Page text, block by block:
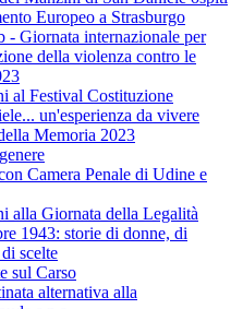
Europeo a Strasburgo
- Giornata internazionale per
della violenza contro le
al Festival Costituzione
un'esperienza da vivere
Memoria 2023
Camera Penale di Udine e
alla Giornata della Legalità
1943: storie di donne, di
scelte
sul Carso
alternativa alla